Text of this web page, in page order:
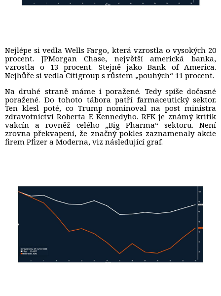
Nejlépe si vedla Wells Fargo, která vzrostla o vysokých 20
procent. JPMorgan Chase, největší americká banka,
vzrostla o 13 procent. Stejně jako Bank of America.
Nejhůře si vedla Citigroup s růstem „pouhých“ 11 procent.
Na druhé straně máme i poražené. Tedy spíše dočasné
poražené. Do tohoto tábora patří farmaceutický sektor.
Ten klesl poté, co Trump nominoval na post ministra
zdravotnictví Roberta F. Kennedyho. RFK je známý kritik
vakcín a rovněž celého „Big Pharma“ sektoru. Není
zrovna překvapení, že značný pokles zaznamenaly akcie
firem Pfizer a Moderna, viz následující graf.